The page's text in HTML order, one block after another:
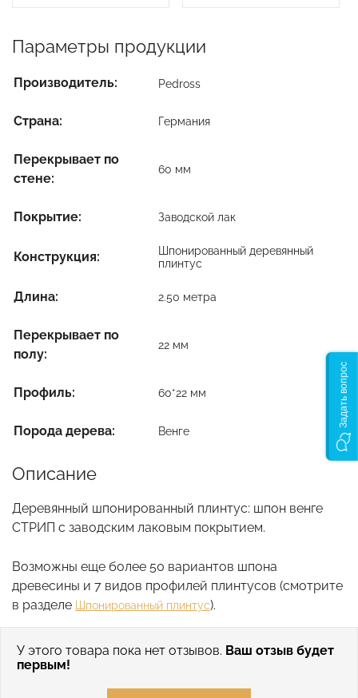
Параметры продукции
Производитель: Pedross
Страна: Германия
Перекрывает по
стене:
60 мм
Покрытие: Заводской лак
Конструкция:
Шпонированный деревянный
плинтус
Длина: 2.50 метра
Перекрывает по
полу:
22 мм
Профиль: 60*22 мм
Порода дерева: Венге
Описание
Деревянный шпонированный плинтус: шпон венге
СТРИП с заводским лаковым покрытием.
Возможны еще более 50 вариантов шпона
древесины и 7 видов профилей плинтусов (смотрите
в разделе Шпонированный плинтус).
У этого товара пока нет отзывов. Ваш отзыв будет
первым!
Задать вопрос